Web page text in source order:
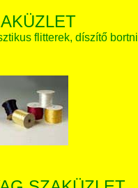
flitterek, díszítő